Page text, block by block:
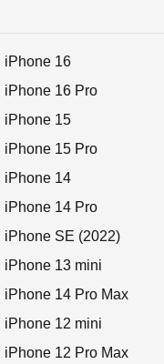
iPhone 16
iPhone 16 Pro
iPhone 15
iPhone 15 Pro
iPhone 14
iPhone 14 Pro
iPhone SE (2022)
iPhone 13 mini
iPhone 14 Pro Max
iPhone 12 mini
iPhone 12 Pro Max